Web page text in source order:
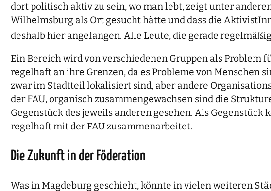
dort politisch aktiv zu sein, wo man lebt, zeigt unter
Wilhelmsburg als Ort gesucht hätte und dass die
deshalb hier angefangen. Alle Leute, die gerade
Ein Bereich wird von verschiedenen Gruppen als
regelhaft an ihre Grenzen, da es Probleme von Menschen
zwar im Stadtteil lokalisiert sind, aber andere
der FAU, organisch zusammengewachsen sind die
Gegenstück des jeweils anderen gesehen. Als
regelhaft mit der FAU zusammenarbeitet.
Die Zukunft in der Föderation
Was in Magdeburg geschieht, könnte in vielen weiteren